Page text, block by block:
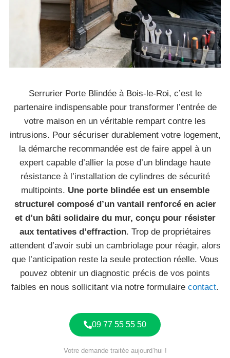
Serrurier Porte Blindée à Bois-le-Roi, c’est le
partenaire indispensable pour transformer l’entrée de
votre maison en un véritable rempart contre les
intrusions. Pour sécuriser durablement votre logement,
la démarche recommandée est de faire appel à un
expert capable d’allier la pose d’un blindage haute
résistance à l’installation de cylindres de sécurité
multipoints. Une porte blindée est un ensemble
structurel composé d’un vantail renforcé en acier
et d’un bâti solidaire du mur, conçu pour résister
aux tentatives d’effraction. Trop de propriétaires
attendent d’avoir subi un cambriolage pour réagir, alors
que l’anticipation reste la seule protection réelle. Vous
pouvez obtenir un diagnostic précis de vos points
faibles en nous sollicitant via notre formulaire contact.
09 77 55 55 50
Votre demande traitée aujourd’hui !